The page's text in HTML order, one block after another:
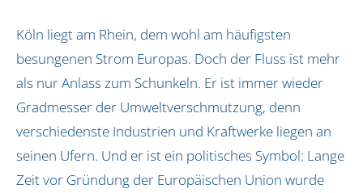
Anmeldung zur digitalen Fortbildung
Digitale Aufträge
Aktionstage (bundesweit)
AQUA-AGENTEN-Aktionstag buchen
Erlebnistage in Hamburg
Rallye in Hamburg
Köln liegt am Rhein, dem wohl am häufigsten
besungenen Strom Europas. Doch der Fluss ist mehr
als nur Anlass zum Schunkeln. Er ist immer wieder
Gradmesser der Umweltverschmutzung, denn
verschiedenste Industrien und Kraftwerke liegen an
seinen Ufern. Und er ist ein politisches Symbol: Lange
Zeit vor Gründung der Europäischen Union wurde